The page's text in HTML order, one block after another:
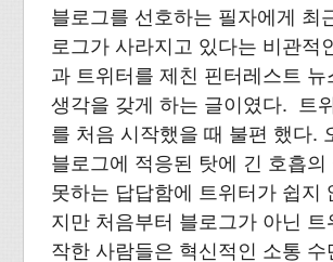
블로그를 선호하는 필자에게 최
로그가 사라지고 있다는 비관적
과 트위터를 제친 핀터레스트 뉴
생각을 갖게 하는 글이였다. 트
를 처음 시작했을 때 불편 했다.
블로그에 적응된 탓에 긴 호흡의
못하는 답답함에 트위터가 쉽지
지만 처음부터 블로그가 아닌 트
작한 사람들은 혁신적인 소통 수